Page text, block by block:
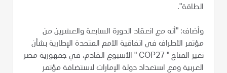
الطاقة".
وأضاف: "أنه مع انعقاد الدورة السابعة والعشرين من
مؤتمر الأطراف في اتفاقية الأمم المتحدة الإطارية بشأن
تغير المناخ " COP27 " الأسبوع القادم، في جمهورية مصر
العربية ومع استعداد دولة الإمارات لاستضافة مؤتمر